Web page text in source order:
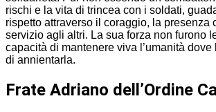
rischi e la vita di trincea con i soldati,
rispetto attraverso il coraggio, la presenza
servizio agli altri. La sua forza non furono
capacità di mantenere viva l’umanità dove
di annientarla.
Frate Adriano dell’Ordine